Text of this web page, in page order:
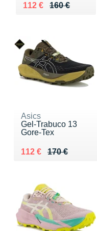
160 €
Au lieu de 160 €
112 €
Vendu 112 €
Asics
Gel-Trabuco 13
Gore-Tex
170 €
Au lieu de 170 €
112 €
Vendu 112 €